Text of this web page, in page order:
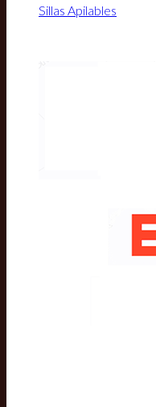
Sillas Apilables